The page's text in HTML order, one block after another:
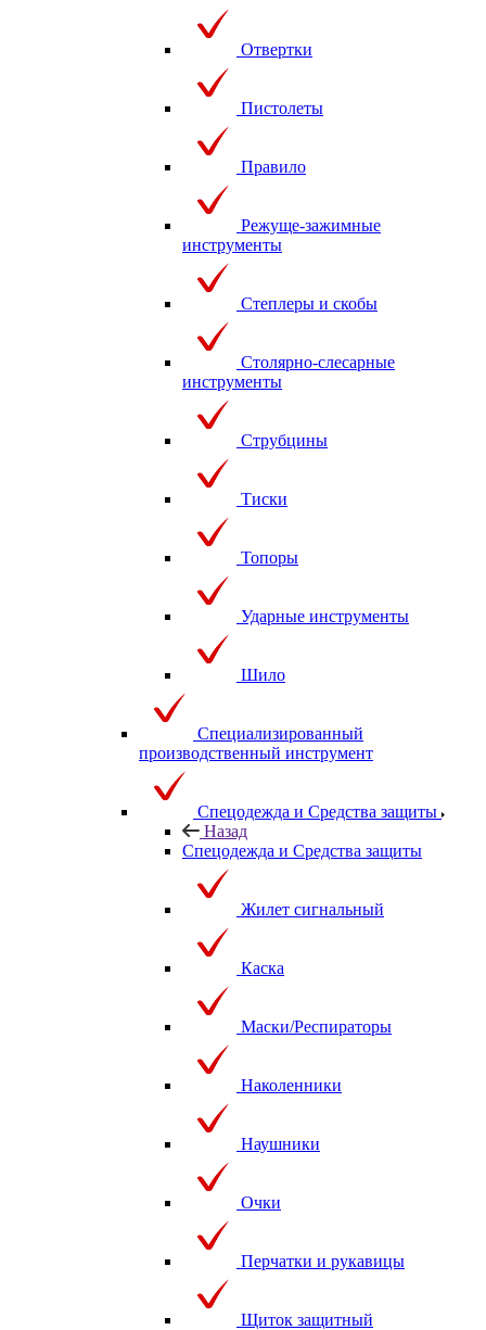
Отвертки
Пистолеты
Правило
Режуще-зажимные
инструменты
Степлеры и скобы
Столярно-слесарные
инструменты
Струбцины
Тиски
Топоры
Ударные инструменты
Шило
Специализированный
производственный инструмент
Спецодежда и Средства защиты
Назад
Спецодежда и Средства защиты
Жилет сигнальный
Каска
Маски/Респираторы
Наколенники
Наушники
Очки
Перчатки и рукавицы
Щиток защитный